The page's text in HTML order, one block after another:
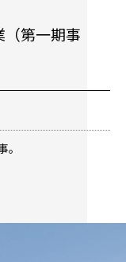
（第一期事
。